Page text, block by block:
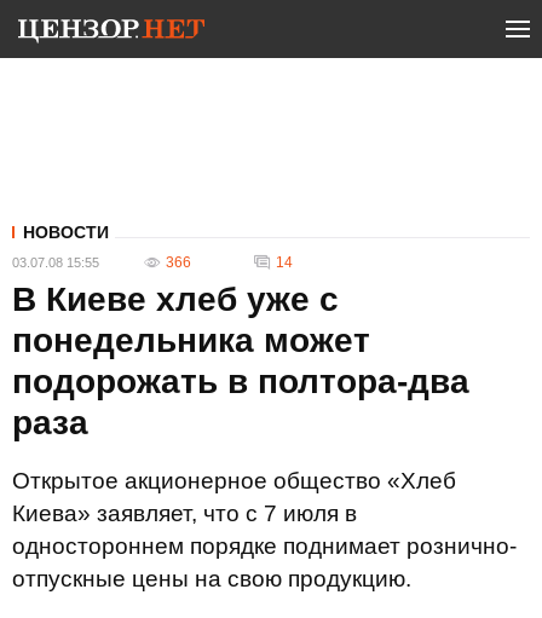
НОВОСТИ
03.07.08 15:55 366 14
В Киеве хлеб уже с
понедельника может
подорожать в полтора-два
раза
Открытое акционерное общество «Хлеб
Киева» заявляет, что с 7 июля в
одностороннем порядке поднимает рознично-
отпускные цены на свою продукцию.